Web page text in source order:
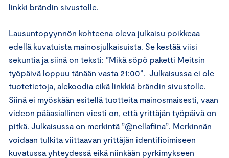
linkki brändin sivustolle.
Lausuntopyynnön kohteena oleva julkaisu poikkeaa
edellä kuvatuista mainosjulkaisuista. Se kestää viisi
sekuntia ja siinä on teksti: ”Mikä söpö paketti Meitsin
työpäivä loppuu tänään vasta 21:00”. Julkaisussa ei ole
tuotetietoja, alekoodia eikä linkkiä brändin sivustolle.
Siinä ei myöskään esitellä tuotteita mainosmaisesti, vaan
videon pääasiallinen viesti on, että yrittäjän työpäivä on
pitkä. Julkaisussa on merkintä ”@nellafiina”. Merkinnän
voidaan tulkita viittaavan yrittäjän identifioimiseen
kuvatussa yhteydessä eikä niinkään pyrkimykseen